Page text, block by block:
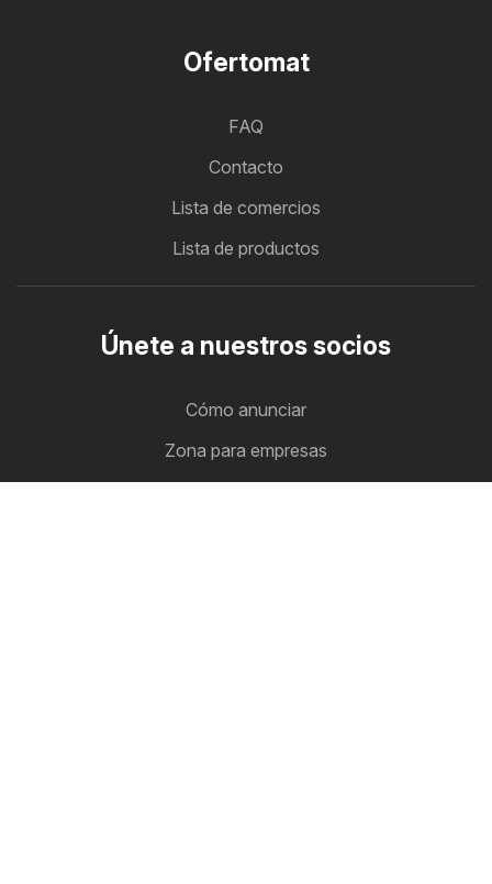
Ofertomat
FAQ
Contacto
Lista de comercios
Lista de productos
Únete a nuestros socios
Cómo anunciar
Zona para empresas